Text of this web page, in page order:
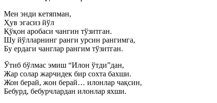
Мен энди кетяпман,
Ҳув эгасиз йўл
Қўқон аробаси чангин тўзитган.
Шу йўлларнинг ранги урсин рангимга,
Бу ердаги чанглар рангим тўзитган.
Ўтиб бўлмас эмиш “Илон ўтди”дан,
Жар солар жарчидек бир сохта бахши.
Жон берай, жон берай… илонлар чақсин,
Бебурд, бебурчлардан илонлар яхши.